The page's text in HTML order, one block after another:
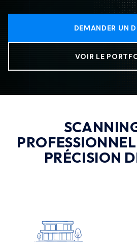
DEMANDER UN
VOIR LE
PRÉCISION